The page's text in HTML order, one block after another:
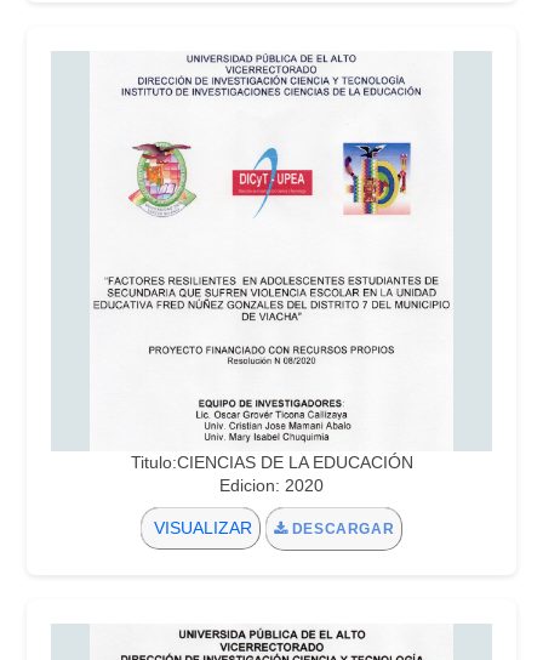
Titulo:CIENCIAS DE LA EDUCACIÓN
Edicion: 2020
VISUALIZAR DESCARGAR